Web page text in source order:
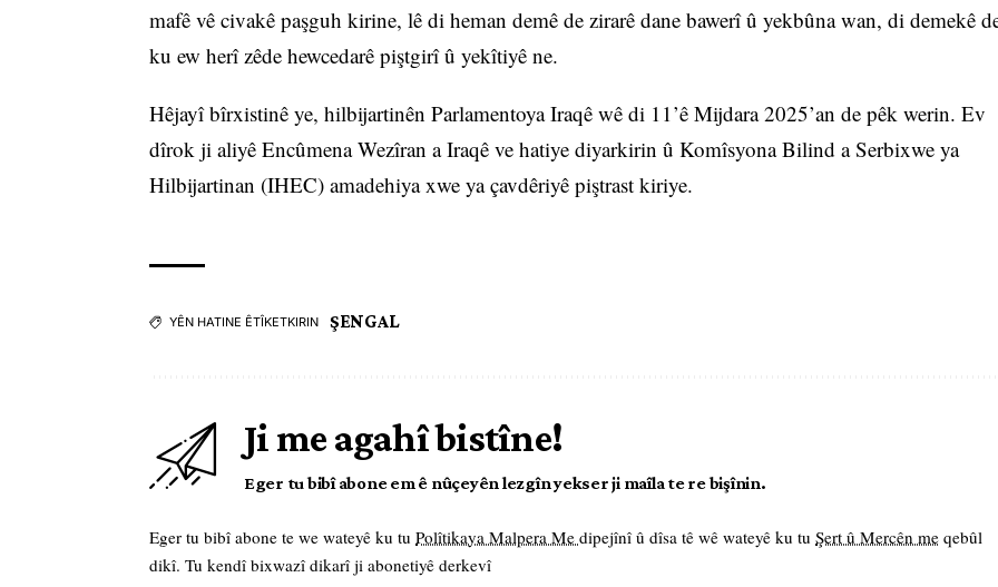
mafê vê civakê paşguh kirine, lê di heman demê de zirarê dane bawerî û yekbûna wan, di demekê
ku ew herî zêde hewcedarê piştgirî û yekîtiyê ne.
Hêjayî bîrxistinê ye, hilbijartinên Parlamentoya Iraqê wê di 11’ê Mijdara 2025’an de pêk werin. Ev
dîrok ji aliyê Encûmena Wezîran a Iraqê ve hatiye diyarkirin û Komîsyona Bilind a Serbixwe ya
Hilbijartinan (IHEC) amadehiya xwe ya çavdêriyê piştrast kiriye.
YÊN HATINE ÊTÎKETKIRIN ŞENGAL
Ji me agahî bistîne!
Eger tu bibî abone em ê nûçeyên lezgîn yekser ji maîla te re bişînin.
Eger tu bibî abone te we wateyê ku tu Polîtikaya Malpera Me dipejînî û dîsa tê wê wateyê ku tu Şert û Mercên me qebûl
dikî. Tu kendî bixwazî dikarî ji abonetiyê derkevî